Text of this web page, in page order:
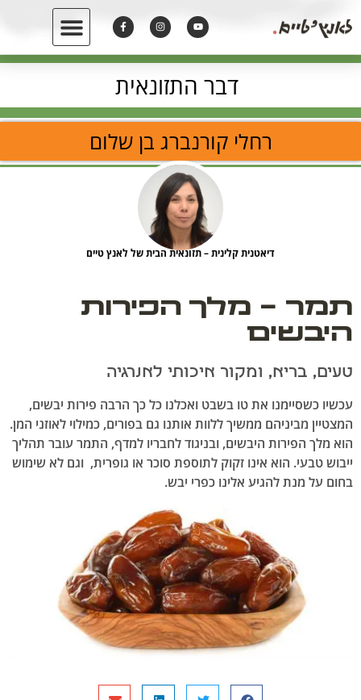
דבר התזונאית
רחלי קורנברג בן שלום
דיאטנית קלינית – תזונאית הבית של לאנץ טיים
תמר - מלך הפירות
היבשים
טעים, בריא, ומקור איכותי לאנרגיה
עכשיו כשסיימנו את טו בשבט ואכלנו כל כך הרבה פירות יבשים,
המצטיין מביניהם ממשיך ללוות אותנו גם בפורים, כמילוי לאוזני המן.
הוא מלך הפירות היבשים, ובניגוד לחבריו למדף, התמר עובר תהליך
ייבוש טבעי. הוא אינו זקוק לתוספת סוכר או גופרית, וגם לא שימוש
בחום על מנת להגיע אלינו כפרי יבש.